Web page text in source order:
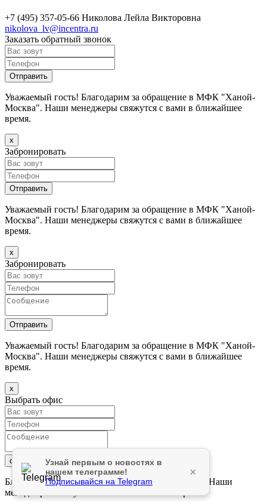
+7 (495) 357-05-66 Николова Лейла Викторовна
nikolova_lv@incentra.ru
Заказать обратный звонок
Уважаемый гость! Благодарим за обращение в МФК "Ханой-
Москва". Наши менеджеры свяжутся с вами в ближайшее
время.
х
Забронировать
Уважаемый гость! Благодарим за обращение в МФК "Ханой-
Москва". Наши менеджеры свяжутся с вами в ближайшее
время.
х
Забронировать
Уважаемый гость! Благодарим за обращение в МФК "Ханой-
Москва". Наши менеджеры свяжутся с вами в ближайшее
время.
х
Выбрать офис
Благодарим за обращение в БЦ "Ханой-Москва". Наши
менеджеры свяжутся с вами в ближайшее время.
Узнай первым о новостях в
нашем телеграмме!
Подписывайся на Telegram
×